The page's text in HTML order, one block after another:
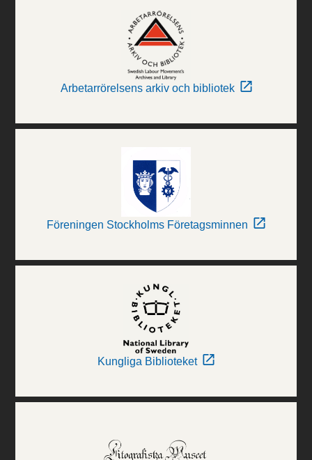
Arbetarrörelsens arkiv och bibliotek
Föreningen Stockholms Företagsminnen
Kungliga Biblioteket